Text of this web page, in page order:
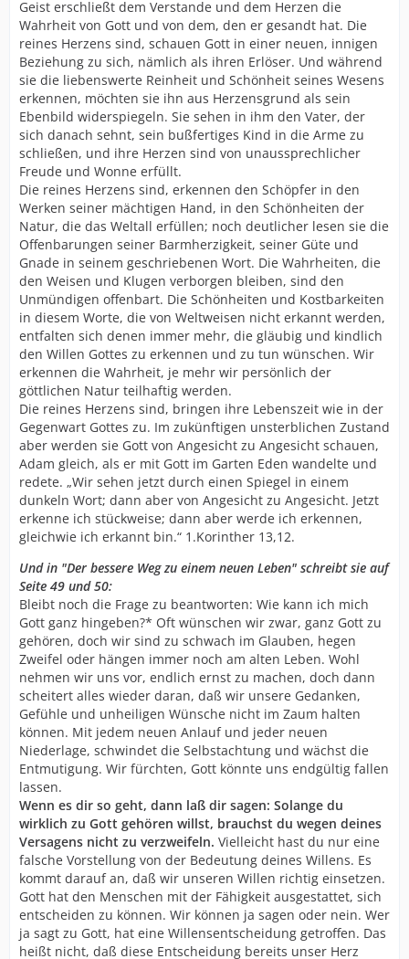
Geist erschließt dem Verstande und dem Herzen die
Wahrheit von Gott und von dem, den er gesandt hat. Die
reines Herzens sind, schauen Gott in einer neuen, innigen
Beziehung zu sich, nämlich als ihren Erlöser. Und während
sie die liebenswerte Reinheit und Schönheit seines Wesens
erkennen, möchten sie ihn aus Herzensgrund als sein
Ebenbild widerspiegeln. Sie sehen in ihm den Vater, der
sich danach sehnt, sein bußfertiges Kind in die Arme zu
schließen, und ihre Herzen sind von unaussprechlicher
Freude und Wonne erfüllt.
Die reines Herzens sind, erkennen den Schöpfer in den
Werken seiner mächtigen Hand, in den Schönheiten der
Natur, die das Weltall erfüllen; noch deutlicher lesen sie die
Offenbarungen seiner Barmherzigkeit, seiner Güte und
Gnade in seinem geschriebenen Wort. Die Wahrheiten, die
den Weisen und Klugen verborgen bleiben, sind den
Unmündigen offenbart. Die Schönheiten und Kostbarkeiten
in diesem Worte, die von Weltweisen nicht erkannt werden,
entfalten sich denen immer mehr, die gläubig und kindlich
den Willen Gottes zu erkennen und zu tun wünschen. Wir
erkennen die Wahrheit, je mehr wir persönlich der
göttlichen Natur teilhaftig werden.
Die reines Herzens sind, bringen ihre Lebenszeit wie in der
Gegenwart Gottes zu. Im zukünftigen unsterblichen Zustand
aber werden sie Gott von Angesicht zu Angesicht schauen,
Adam gleich, als er mit Gott im Garten Eden wandelte und
redete. „Wir sehen jetzt durch einen Spiegel in einem
dunkeln Wort; dann aber von Angesicht zu Angesicht. Jetzt
erkenne ich stückweise; dann aber werde ich erkennen,
gleichwie ich erkannt bin.“ 1.Korinther 13,12.
Und in "Der bessere Weg zu einem neuen Leben" schreibt sie auf
Seite 49 und 50:
Bleibt noch die Frage zu beantworten: Wie kann ich mich
Gott ganz hingeben?* Oft wünschen wir zwar, ganz Gott zu
gehören, doch wir sind zu schwach im Glauben, hegen
Zweifel oder hängen immer noch am alten Leben. Wohl
nehmen wir uns vor, endlich ernst zu machen, doch dann
scheitert alles wieder daran, daß wir unsere Gedanken,
Gefühle und unheiligen Wünsche nicht im Zaum halten
können. Mit jedem neuen Anlauf und jeder neuen
Niederlage, schwindet die Selbstachtung und wächst die
Entmutigung. Wir fürchten, Gott könnte uns endgültig fallen
lassen.
Wenn es dir so geht, dann laß dir sagen: Solange du
wirklich zu Gott gehören willst, brauchst du wegen deines
Versagens nicht zu verzweifeln. Vielleicht hast du nur eine
falsche Vorstellung von der Bedeutung deines Willens. Es
kommt darauf an, daß wir unseren Willen richtig einsetzen.
Gott hat den Menschen mit der Fähigkeit ausgestattet, sich
entscheiden zu können. Wir können ja sagen oder nein. Wer
ja sagt zu Gott, hat eine Willensentscheidung getroffen. Das
heißt nicht, daß diese Entscheidung bereits unser Herz